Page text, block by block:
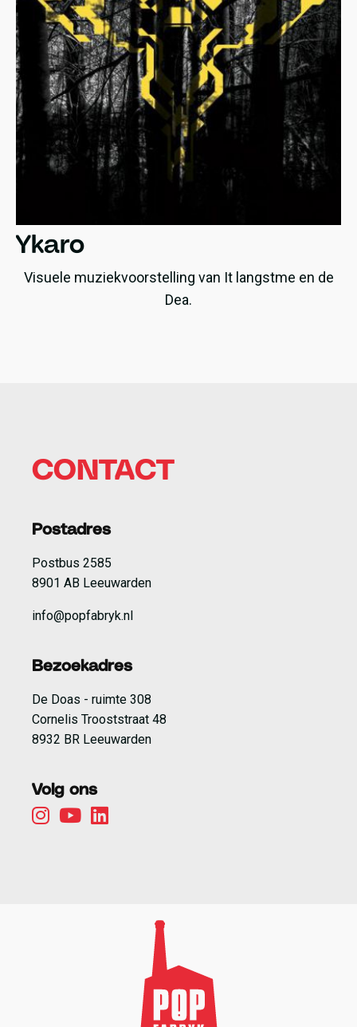
Ykaro
Visuele muziekvoorstelling van It langstme en de
Dea.
CONTACT
Postadres
Postbus 2585
8901 AB Leeuwarden
info@popfabryk.nl
Bezoekadres
De Doas - ruimte 308
Cornelis Trooststraat 48
8932 BR Leeuwarden
Volg ons